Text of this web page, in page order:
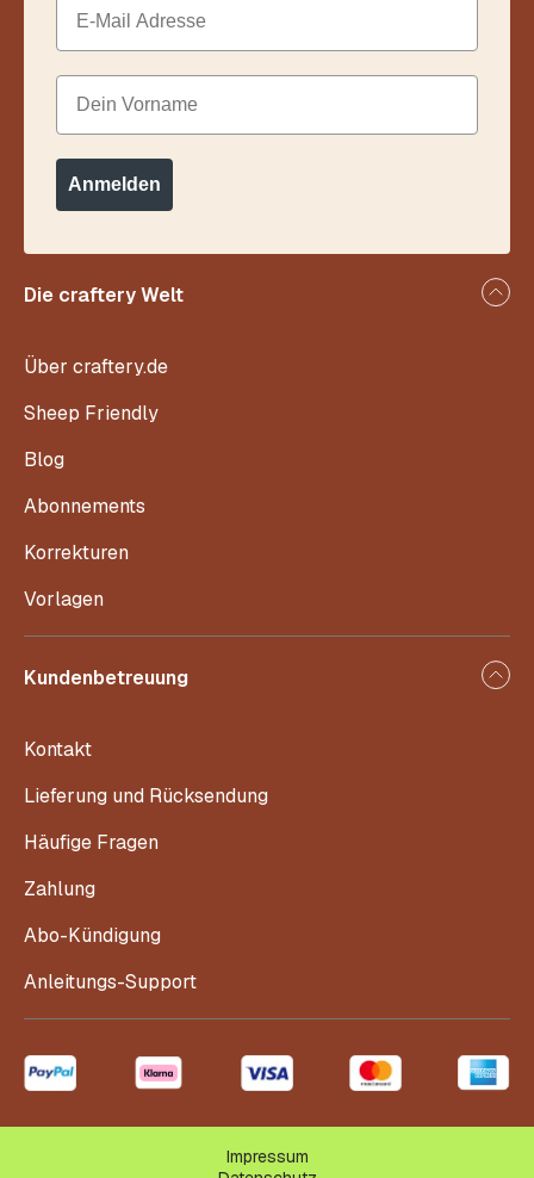
Die craftery Welt
Über craftery.de
Sheep Friendly
Blog
Abonnements
Korrekturen
Vorlagen
Kundenbetreuung
Kontakt
Lieferung und Rücksendung
Häufige Fragen
Zahlung
Abo-Kündigung
Anleitungs-Support
Dein Vorname
Anmelden
Impressum